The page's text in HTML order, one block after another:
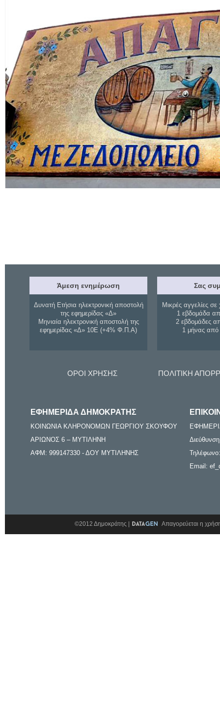
Άμεση ενημέρωση
Δυνατή Ετήσια ηλεκτρονική αποστολή
της εφημερίδας «Δ»
Μηνιαία ηλεκτρονική αποστολή της
εφημερίδας «Δ» 10Ε (+4% Φ.Π.Α)
Σας
Μικρές αγγελίες σε
1 εβδομάδα
2 εβδομάδες
1 μήνας
ΟΡΟΙ ΧΡΗΣΗΣ ΠΟΛΙΤΙΚΗ
ΕΦΗΜΕΡΙΔΑ ΔΗΜΟΚΡΑΤΗΣ
ΚΟΙΝΩΝΙΑ ΚΛΗΡΟΝΟΜΩΝ ΓΕΩΡΓΙΟΥ ΣΚΟΥΦΟΥ
ΑΡΙΩΝΟΣ 6 – ΜΥΤΙΛΗΝΗ
ΑΦΜ: 999147330 - ΔΟΥ ΜΥΤΙΛΗΝΗΣ
Email:
©2012 Δημοκράτης | Απαγορεύεται η